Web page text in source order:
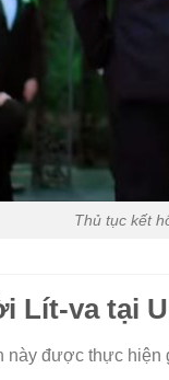
Thủ tục kết
va tại
được thực hiện